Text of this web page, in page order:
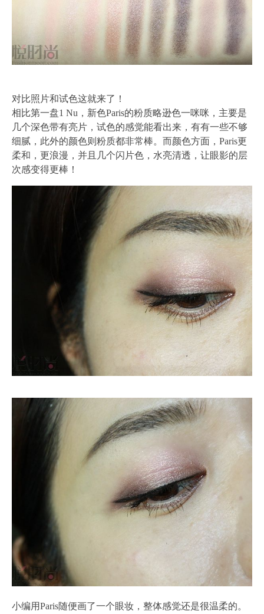
对比照片和试色这就来了！
相比第一盘1 Nu，新色Paris的粉质略逊色一咪咪，主要是
几个深色带有亮片，试色的感觉能看出来，有有一些不够
细腻，此外的颜色则粉质都非常棒。而颜色方面，Paris更
柔和，更浪漫，并且几个闪片色，水亮清透，让眼影的层
次感变得更棒！
小编用Paris随便画了一个眼妆，整体感觉还是很温柔的。